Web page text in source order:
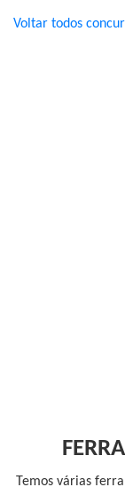
Voltar todos
Temos várias